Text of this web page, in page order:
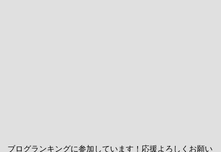
ブログランキングに参加しています！応援よろしくお願い